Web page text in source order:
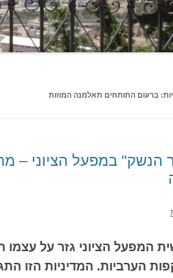
ברעום התותחים תאלמנה המוזות
הנשק" במפעל הציוני –
המפעל הציוני גזר על עצמו
הערביות. המדיניות הזו